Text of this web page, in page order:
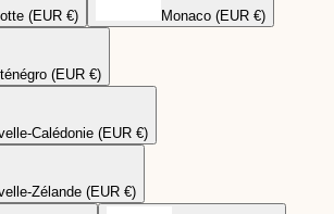
(EUR €) Monaco (EUR €)
(EUR €)
Calédonie (EUR €)
Zélande (EUR €)